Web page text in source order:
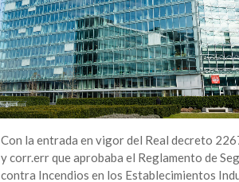
Con la entrada en vigor del Real decreto
y corr.err que aprobaba el Reglamento de
contra Incendios en los Establecimientos